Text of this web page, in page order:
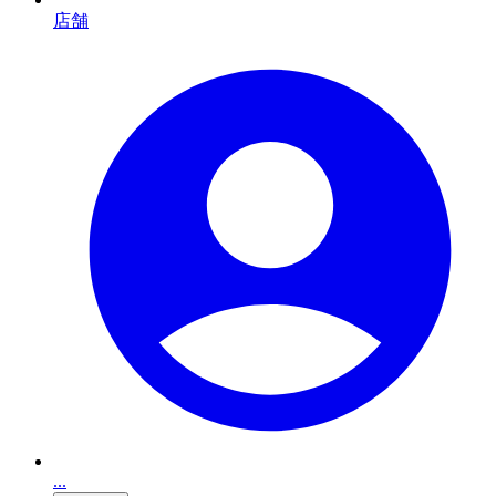
店舗
...